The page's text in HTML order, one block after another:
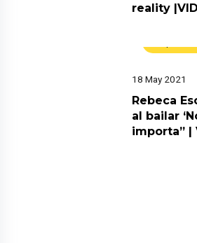
reality
18 May 2021
Rebeca
al bailar
importa” |